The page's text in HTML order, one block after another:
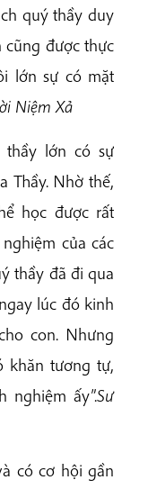
quý thầy duy
cũng được thực
lớn sự có mặt
Niệm Xả
thầy lớn có sự
Thầy. Nhờ thế,
học được rất
của các
thầy đã đi qua
lúc đó kinh
con. Nhưng
khăn tương tự,
nghiệm ấy”.Sư
có cơ hội gần